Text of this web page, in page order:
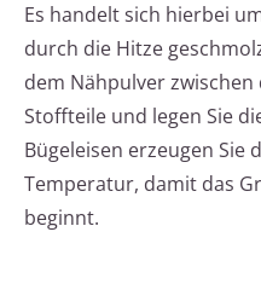
Es handelt sich hierbei
durch die Hitze
dem Nähpulver
Stoffteile und legen Sie
Bügeleisen erzeugen Sie
Temperatur, damit das
beginnt.